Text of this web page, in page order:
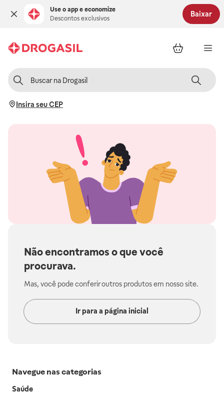
Use o app e economize
Descontos exclusivos
Baixar
Insira seu CEP
Não encontramos o que você
procurava.
Mas, você pode conferir outros produtos em nosso site.
Ir para a página inicial
Navegue nas categorias
Saúde